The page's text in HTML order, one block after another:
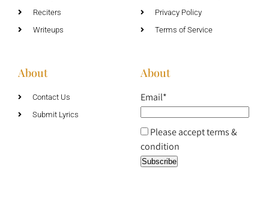
Reciters
Writeups
Privacy Policy
Terms of Service
About
Contact Us
Submit Lyrics
About
Email*
Please accept terms &
condition